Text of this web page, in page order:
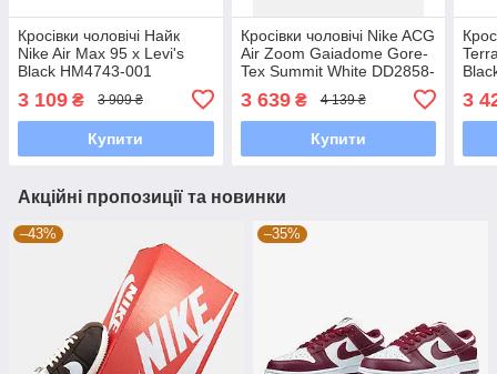
Кросівки чоловічі Найк
Nike Air Max 95 x Levi's
Black HM4743-001
3 109 ₴ 3 909 ₴
Купити
Кросівки чоловічі Nike ACG
Air Zoom Gaiadome Gore-
Tex Summit White DD2858-
3 639₴ 4 139 ₴
Купити
3
Акційні пропозиції та новинки
–43% –35%